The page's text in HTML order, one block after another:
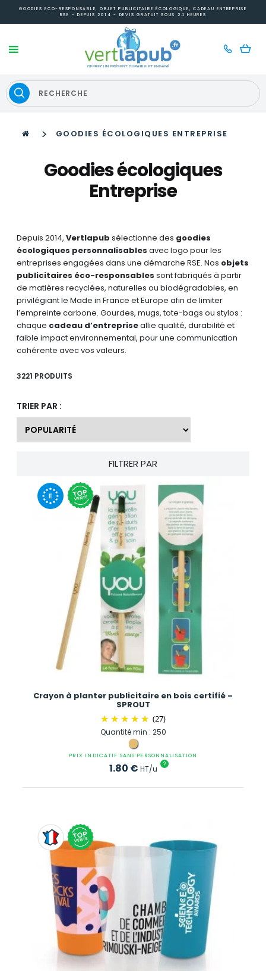
GOODIES ECO-RESPONSABLE, OBJET PUBLICITAIRE ÉCOLOGIQUE, CADEAU ENTREPRISE
RSE - DEPUIS 2014 - DEVIS GRATUIT SOUS 24 HEURES
> GOODIES ÉCOLOGIQUES ENTREPRISE
Goodies écologiques
Entreprise
Depuis 2014,Vertlapub sélectionne des goodies
écologiques personnalisables avec logo pour les
entreprises engagées dans une démarche RSE. Nos objets
publicitaires éco-responsables sont fabriqués à partir
de matières recyclées, naturelles ou biodégradables, en
privilégiant le Made in France et Europe afin de limiter
l’empreinte carbone. Gourdes, mugs, tote-bags ou stylos :
chaque cadeau d’entrepriseallie qualité, durabilité et
faible impact environnemental, pour une communication
cohérente avec vos valeurs.
3221 PRODUITS
TRIER PAR :
FILTRER PAR
Crayon à planter publicitaire en bois certifié –
SPROUT
(27)
Quantité min : 250
PRIX INDICATIF SANS PERSONNALISATION
1.80 € HT/u ?